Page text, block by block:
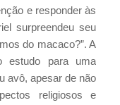
e responder às
surpreendeu seu
do macaco?”. A
estudo para uma
avô, apesar de não
religiosos e